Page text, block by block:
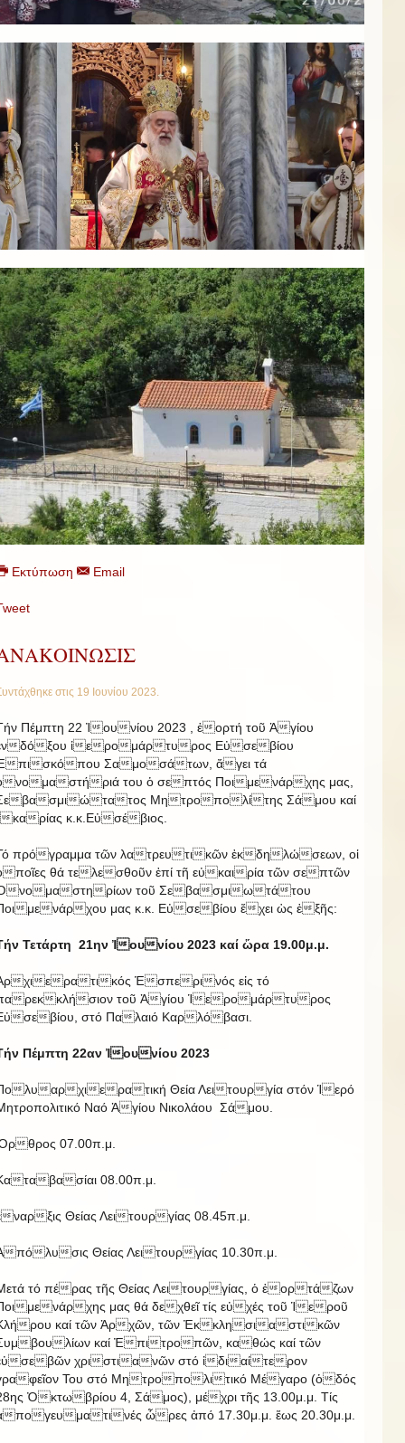
Εκτύπωση Email
στις 19 Ιουνίου 2023.
Πέμπτη 22 Ἰουνίου 2023 , ἑορτή τοῦ Ἁγίου
δόξου ἱερομάρτυρος Εὐσεβίου
πισκόπου Σαμοσάτων, ἄγει τά
νομαστήριά του ὁ σεπτός Ποιμενάρχης μας,
βασμιώτατος Μητροπολίτης Σάμου καί
καρίας κ.κ.Εὐσέβιος.
πρόγραμμα τῶν λατρευτικῶν ἐκδηλώσεων, οἱ
ποῖες θά τελεσθοῦν ἐπί τῆ εὐκαιρία τῶν σεπτῶν
νομαστηρίων τοῦ Σεβασμιωτάτου
μενάρχου μας κ.κ. Εὐσεβίου ἔχει ὡς ἑξῆς:
Τετάρτη 21ην Ἰουνίου 2023 καί ὥρα 19.00μ.μ.
χιερατικός Ἑσπερινός εἰς τό
ρεκκλήσιον τοῦ Ἁγίου Ἱερομάρτυρος
σεβίου, στό Παλαιό Καρλόβασι.
Πέμπτη 22αν Ἰουνίου 2023
λυαρχιερατική Θεία Λειτουργία στόν Ἱερό
Ναό Ἁγίου Νικολάου Σάμου.
θρος 07.00π.μ.
ταβασίαι 08.00π.μ.
ναρξις Θείας Λειτουργίας 08.45π.μ.
πόλυσις Θείας Λειτουργίας 10.30π.μ.
τό πέρας τῆς Θείας Λειτουργίας, ὁ ἑορτάζων
μενάρχης μας θά δεχθεῖ τίς εὐχές τοῦ Ἱεροῦ
ρου καί τῶν Ἀρχῶν, τῶν Ἐκκλησιαστικῶν
βουλίων καί Ἐπιτροπῶν, καθώς καί τῶν
σεβῶν χριστιανῶν στό ἰδιαίτερον
φεῖον Του στό Μητροπολιτικό Μέγαρο (ὁδός
Ὀκτωβρίου 4, Σάμος), μέχρι τῆς 13.00μ.μ. Τίς
πογευματινές ὧρες ἀπό 17.30μ.μ. ἕως 20.30μ.μ.